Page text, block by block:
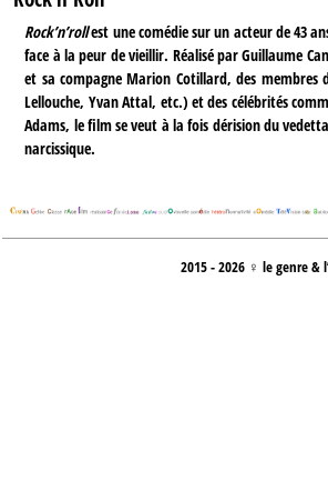
Rock’n’rollest une comédie sur un acteur de 43
face à la peur de vieillir. Réalisé par Guillaume
et sa compagne Marion Cotillard, des
Lellouche, Yvan Attal, etc.) et des célébrités
Adams, le film se veut à la fois dérision du
narcissique.
2015 - 2026 ♀ le genre &